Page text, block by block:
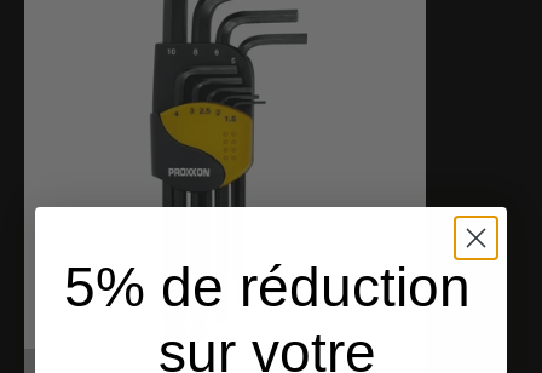
5% de réduction
sur votre